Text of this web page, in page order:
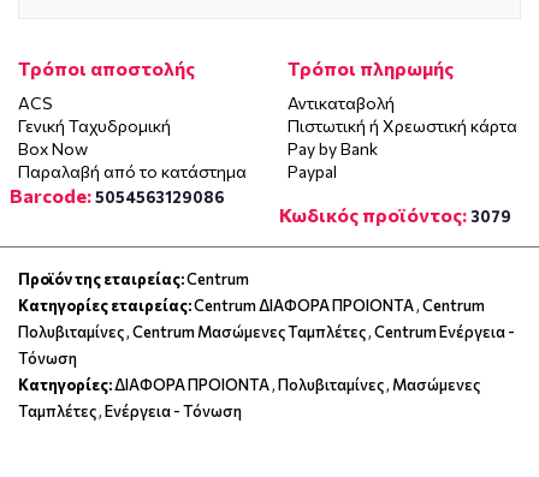
Τρόποι αποστολής
ACS
Γενική Ταχυδρομική
Box Now
Παραλαβή από το κατάστημα
Τρόποι πληρωμής
Αντικαταβολή
Πιστωτική ή Χρεωστική κάρτα
Pay by Bank
Paypal
Barcode:5054563129086
Κωδικός προϊόντος: 3079
Προϊόν της εταιρείας:Centrum
Κατηγορίες εταιρείας:Centrum ΔΙΑΦΟΡΑ ΠΡΟΙΟΝΤΑ,Centrum
Πολυβιταμίνες,Centrum Μασώμενες Ταμπλέτες,Centrum Ενέργεια -
Τόνωση
Κατηγορίες:ΔΙΑΦΟΡΑ ΠΡΟΙΟΝΤΑ,Πολυβιταμίνες, Μασώμενες
Ταμπλέτες,Ενέργεια - Τόνωση